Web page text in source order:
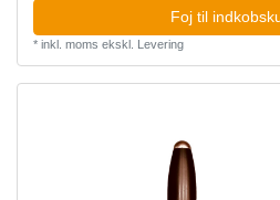
Foj til
* inkl. moms ekskl. Levering